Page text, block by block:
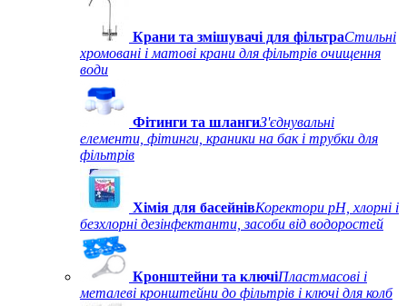
Крани та змішувачі для фільтраСтильні
хромовані і матові крани для фільтрів очищення
води
Фітинги та шлангиЗ'єднувальні
елементи, фітинги, краники на бак і трубки для
фільтрів
Хімія для басейнівКоректори рН, хлорні і
безхлорні дезінфектанти, засоби від водоростей
Кронштейни та ключіПластмасові і
металеві кронштейни до фільтрів і ключі для колб